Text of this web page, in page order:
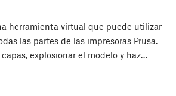
herramienta virtual que puede utilizar
las partes de las impresoras Prusa.
explosionar el modelo y haz…